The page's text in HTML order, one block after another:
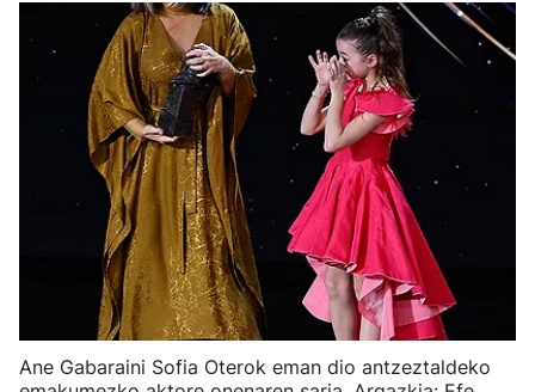
Ane Gabaraini Sofia Oterok eman dio antzeztaldeko